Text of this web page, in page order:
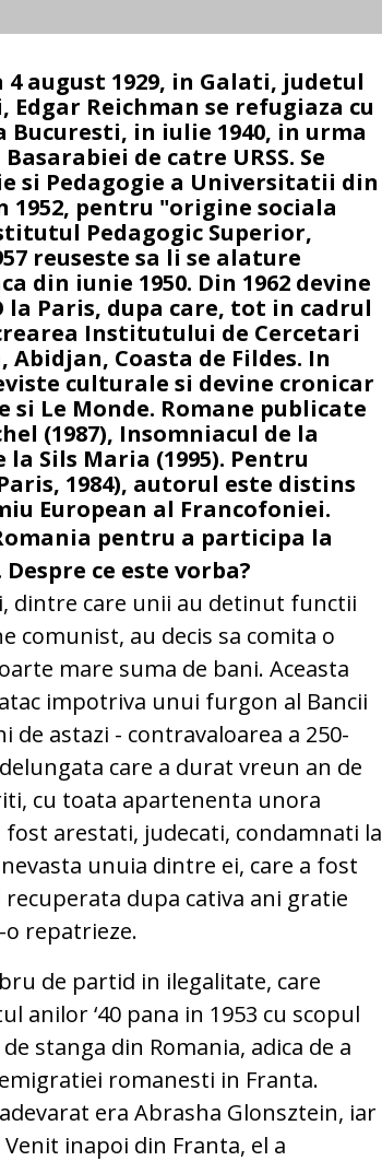
4 august 1929, in Galati, judetul
Edgar Reichman se refugiaza cu
in iulie 1940, in urma
de catre URSS. Se
si Pedagogie a Universitatii din
pentru "origine sociala
Pedagogic Superior,
reuseste sa li se alature
iunie 1950. Din 1962 devine
la Paris, dupa care, tot in cadrul
Institutului de Cercetari
Coasta de Fildes. In
culturale si devine cronicar
Le Monde. Romane publicate
(1987), Insomniacul de la
la Sils Maria (1995). Pentru
1984), autorul este distins
European al Francofoniei.
pentru a participa la
ce este vorba?
dintre care unii au detinut functii
comunist, au decis sa comita o
mare suma de bani. Aceasta
impotriva unui furgon al Bancii
astazi - contravaloarea a 250-
care a durat vreun an de
cu toata apartenenta unora
arestati, judecati, condamnati la
unuia dintre ei, care a fost
dupa cativa ani gratie
o repatrieze.
de partid in ilegalitate, care
anilor ‘40 pana in 1953 cu scopul
stanga din Romania, adica de a
romanesti in Franta.
era Abrasha Glonsztein, iar
inapoi din Franta, el a